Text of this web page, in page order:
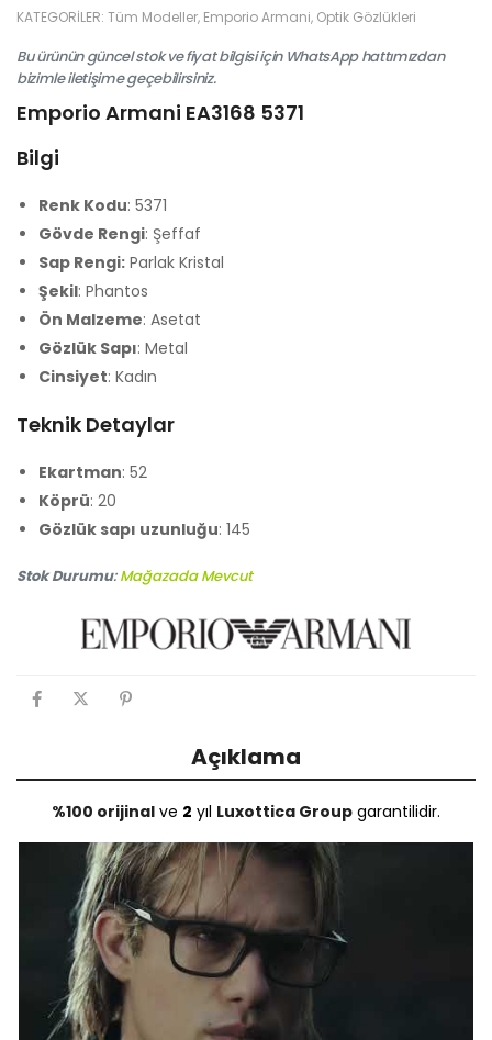
KATEGORILER: Tüm Modeller, Emporio Armani, Optik Gözlükleri
Bu ürünün güncel stok ve fiyat bilgisi için WhatsApp hattımızdan
bizimle iletişime geçebilirsiniz.
Emporio Armani EA3168 5371
Bilgi
Renk Kodu: 5371
Gövde Rengi: Şeffaf
Sap Rengi: Parlak Kristal
Şekil: Phantos
Ön Malzeme: Asetat
Gözlük Sapı: Metal
Cinsiyet: Kadın
Teknik Detaylar
Ekartman: 52
Köprü: 20
Gözlük sapı uzunluğu: 145
Stok Durumu:Mağazada Mevcut
Açıklama
%100 orijinal ve 2 yıl Luxottica Group garantilidir.